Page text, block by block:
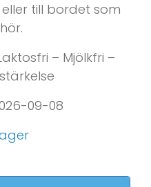
till bordet som
– Mjölkfri –
09-08